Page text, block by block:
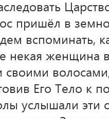
пришёл в
вспоминать,
некая женщина
своими
Его Тело к
услышали эти